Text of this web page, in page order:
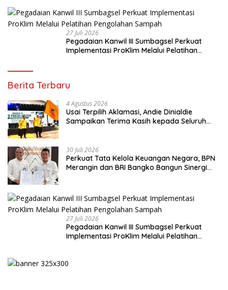
27 Juli 2026
Pegadaian Kanwil III Sumbagsel Perkuat
Implementasi ProKlim Melalui Pelatihan
Berita Terbaru
4 Agustus 2026
Usai Terpilih Aklamasi, Andie Dinialdie
Sampaikan Terima Kasih kepada Seluruh
30 Juli 2026
Perkuat Tata Kelola Keuangan Negara, BPN
Merangin dan BRI Bangko Bangun Sinergi
27 Juli 2026
Pegadaian Kanwil III Sumbagsel Perkuat
Implementasi ProKlim Melalui Pelatihan